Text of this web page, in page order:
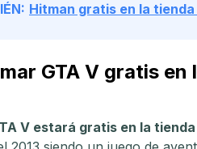
Hitman gratis en la tienda
GTA V gratis en
V estará gratis en la tienda